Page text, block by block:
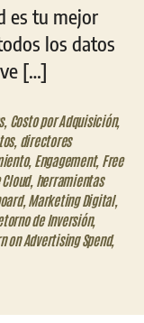
es tu mejor
los datos
[…]
, Costo por Adquisición,
, directores
, Engagement, Free
, herramientas
, Marketing Digital,
de Inversión,
on Advertising Spend,